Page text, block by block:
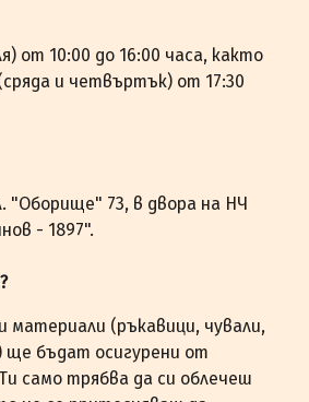
от 10:00 до 16:00 часа, както
и четвъртък) от 17:30
"Оборище" 73, в двора на НЧ
- 1897".
материали (ръкавици, чували,
ще бъдат осигурени от
само трябва да си облечеш